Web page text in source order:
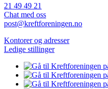
21 49 49 21
Chat med oss
post@kreftforeningen.no
Kontorer og adresser
Ledige stillinger